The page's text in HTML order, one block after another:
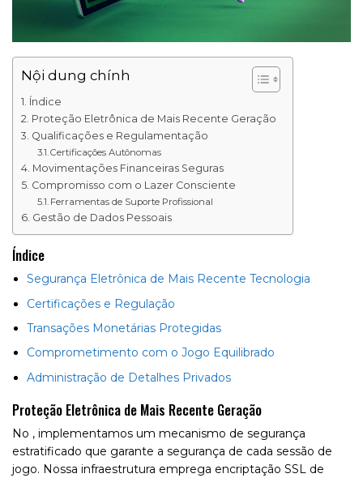
Nội dung chính
Índice
Proteção Eletrônica de Mais Recente Geração
Qualificações e Regulamentação
Certificações Autônomas
Movimentações Financeiras Seguras
Compromisso com o Lazer Consciente
Ferramentas de Suporte Profissional
Gestão de Dados Pessoais
Índice
Segurança Eletrônica de Mais Recente Tecnologia
Certificações e Regulação
Transações Monetárias Protegidas
Comprometimento com o Jogo Equilibrado
Administração de Detalhes Privados
Proteção Eletrônica de Mais Recente Geração
No , implementamos um mecanismo de segurança
estratificado que garante a segurança de cada sessão de
jogo. Nossa infraestrutura emprega encriptação SSL de